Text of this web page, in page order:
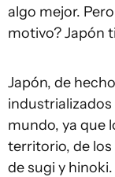
algo mejor.
motivo? Japón
Japón, de
mundo, ya que
territorio, de
de sugi y